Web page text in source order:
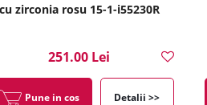
cu zirconia rosu 15-1-i55230R
251.00 Lei
Pune in cos Detalii >>